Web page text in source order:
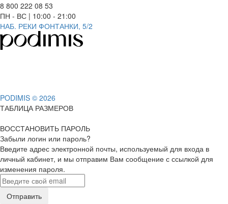
8 800 222 08 53
ПН - ВС | 10:00 - 21:00
НАБ. РЕКИ ФОНТАНКИ, 5/2
PODIMIS © 2026
ТАБЛИЦА РАЗМЕРОВ
ВОССТАНОВИТЬ ПАРОЛЬ
Забыли логин или пароль?
Введите адрес электронной почты, используемый для входа в
личный кабинет, и мы отправим Вам сообщение с ссылкой для
изменения пароля.